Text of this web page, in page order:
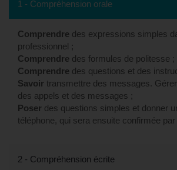
1 - Compréhension orale
Comprendre des expressions simples
professionnel ;
Comprendre des formules de politesse ;
Comprendre des questions et des
Savoir transmettre des messages.
des appels et des messages ;
Poser des questions simples et donner
téléphone, qui sera ensuite confirmée par
2 - Compréhension écrite